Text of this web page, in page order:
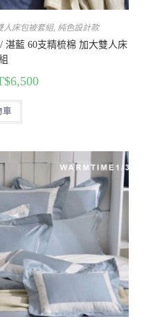
人床包被套組, 純色設計款
湛藍 60支精梳棉 加大雙人床
6,500
車